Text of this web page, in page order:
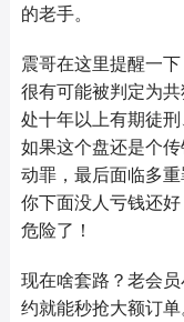
的老手。
震哥在这里提醒一
很有可能被判定为
处十年以上有期徒刑
如果这个盘还是个
动罪，最后面临多
你下面没人亏钱还
危险了！
现在啥套路？老会
约就能秒抢大额订